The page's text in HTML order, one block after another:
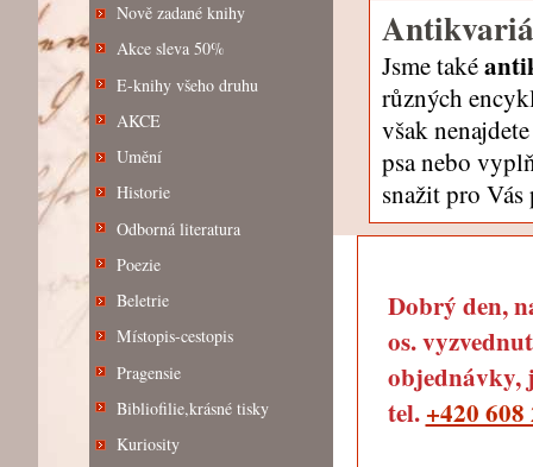
Nově zadané knihy
Akce sleva 50%
E-knihy všeho druhu
AKCE
Umění
Historie
Odborná literatura
Poezie
Beletrie
Místopis-cestopis
Pragensie
Bibliofilie,krásné tisky
Kuriosity
Jsme také
různých
však
psa nebo
snažit pro
Dobrý den,
os.
objednávky,
tel. +420 608